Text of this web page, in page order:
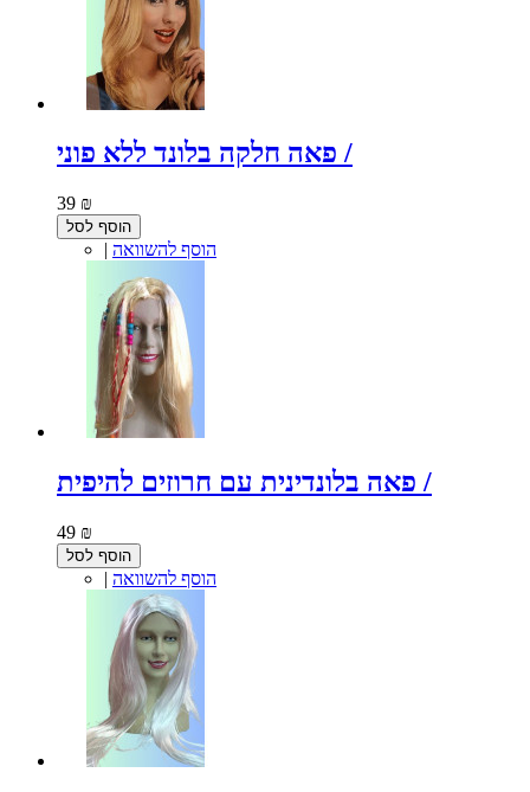
פאה חלקה בלונד ללא פוני /
39 ₪
הוסף לסל
| הוסף להשוואה
פאה בלונדינית עם חרוזים להיפית /
49 ₪
הוסף לסל
| הוסף להשוואה